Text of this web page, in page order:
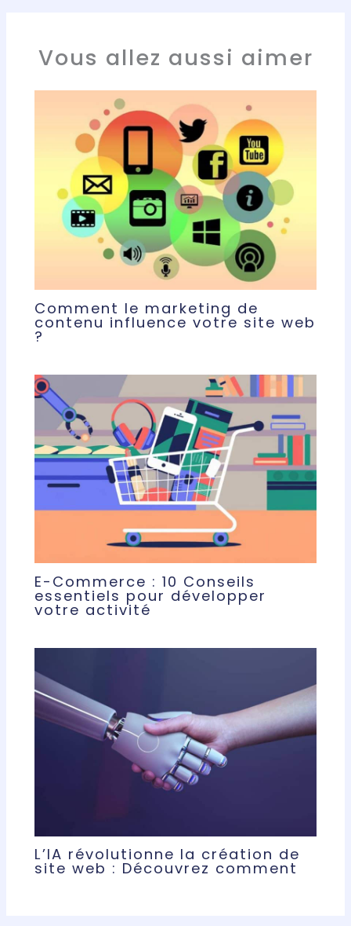
Vous allez aussi aimer
Comment le marketing de
contenu influence votre site web
?
E-Commerce : 10 Conseils
essentiels pour développer
votre activité
L’IA révolutionne la création de
site web : Découvrez comment